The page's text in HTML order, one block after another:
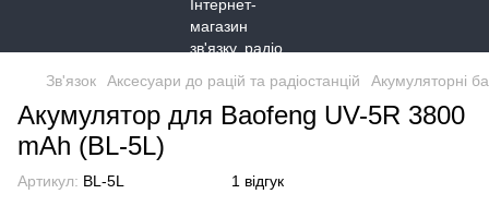
Зв'язок Аксесуари до рацій та радіостанцій Акумуляторні
Акумулятор для Baofeng UV-5R 3800
mAh (BL-5L)
Артикул: BL-5L 1 відгук